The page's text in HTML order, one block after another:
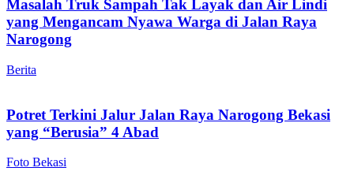
Masalah Truk Sampah Tak Layak dan Air Lindi
yang Mengancam Nyawa Warga di Jalan Raya
Narogong
Berita
Potret Terkini Jalur Jalan Raya Narogong Bekasi
yang “Berusia” 4 Abad
Foto Bekasi